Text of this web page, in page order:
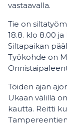
vastaavalla.
Tie on
18.8. klo 8.00
Siltapaikan
Työkohde on
Töiden ajan
Ukaan välillä
kautta. Reitti